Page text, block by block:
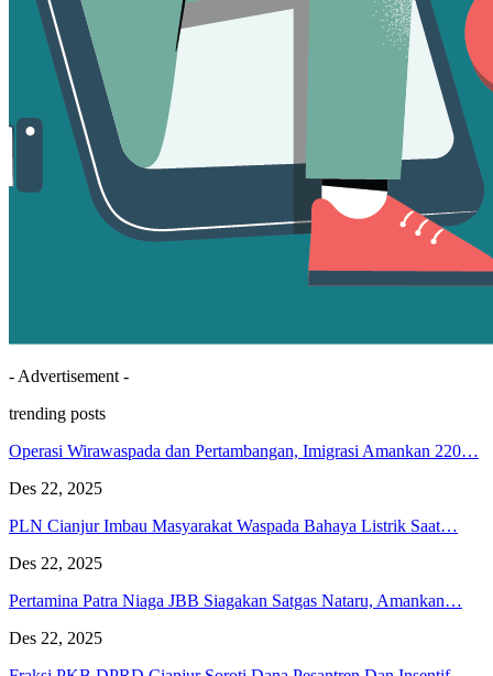
- Advertisement -
trending posts
Operasi Wirawaspada dan Pertambangan, Imigrasi Amankan 220…
Des 22, 2025
PLN Cianjur Imbau Masyarakat Waspada Bahaya Listrik Saat…
Des 22, 2025
Pertamina Patra Niaga JBB Siagakan Satgas Nataru, Amankan…
Des 22, 2025